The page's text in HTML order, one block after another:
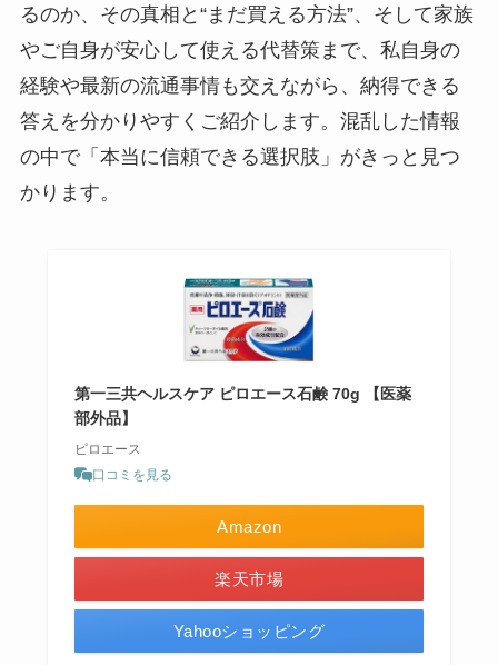
るのか、その真相と“まだ買える方法”、そして家族
やご自身が安心して使える代替策まで、私自身の
経験や最新の流通事情も交えながら、納得できる
答えを分かりやすくご紹介します。混乱した情報
の中で「本当に信頼できる選択肢」がきっと見つ
かります。
第一三共ヘルスケア ピロエース石鹸 70g 【医薬
部外品】
ピロエース
口コミを見る
Amazon
楽天市場
Yahooショッピング